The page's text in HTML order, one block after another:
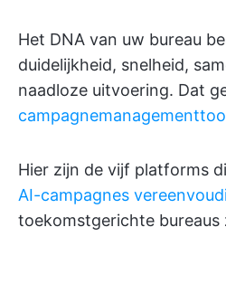
Het DNA van uw bureau
duidelijkheid, snelheid,
naadloze uitvoering. Dat
Hier zijn de vijf platforms
AI-campagnes
toekomstgerichte bureaus